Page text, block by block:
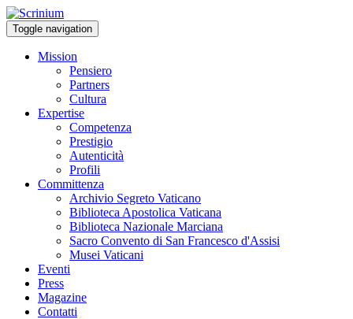
Toggle navigation
Mission
Pensiero
Partners
Cultura
Expertise
Competenza
Prestigio
Autenticità
Profili
Committenza
Archivio Segreto Vaticano
Biblioteca Apostolica Vaticana
Biblioteca Nazionale Marciana
Sacro Convento di San Francesco d'Assisi
Musei Vaticani
Eventi
Press
Magazine
Contatti